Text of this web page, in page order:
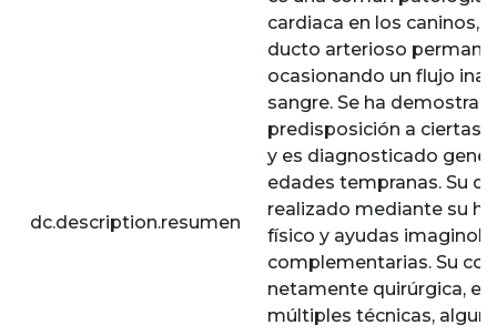
dc.description.resumen
cardiaca en los caninos,
ducto arterioso
ocasionando un flujo
sangre. Se ha
predisposición a ciertas
y es diagnosticado
edades tempranas. Su
realizado mediante su
físico y ayudas
complementarias. Su
netamente quirúrgica,
múltiples técnicas,